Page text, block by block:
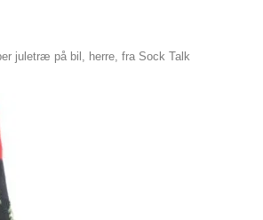
juletræ på bil, herre, fra Sock Talk